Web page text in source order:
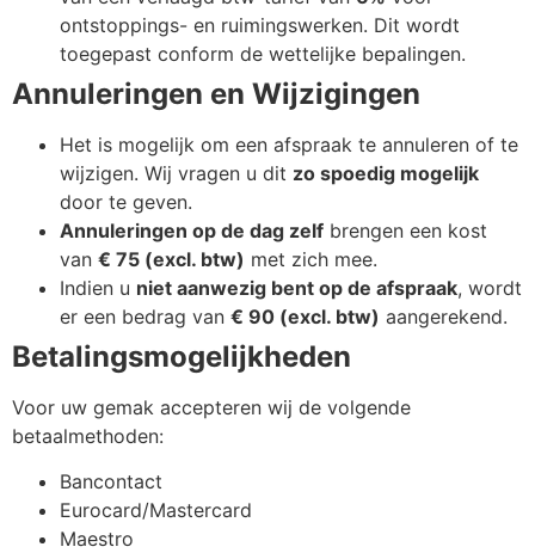
ontstoppings- en ruimingswerken. Dit wordt
toegepast conform de wettelijke bepalingen.
Annuleringen en Wijzigingen
Het is mogelijk om een afspraak te annuleren of te
wijzigen. Wij vragen u dit zo spoedig mogelijk
door te geven.
Annuleringen op de dag zelf brengen een kost
van € 75 (excl. btw) met zich mee.
Indien u niet aanwezig bent op de afspraak, wordt
er een bedrag van € 90 (excl. btw) aangerekend.
Betalingsmogelijkheden
Voor uw gemak accepteren wij de volgende
betaalmethoden:
Bancontact
Eurocard/Mastercard
Maestro